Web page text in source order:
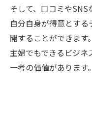
そして、口コミやSNS
自分自身が得意とす
開することができます。
主婦でもできるビジネ
一考の価値があります。